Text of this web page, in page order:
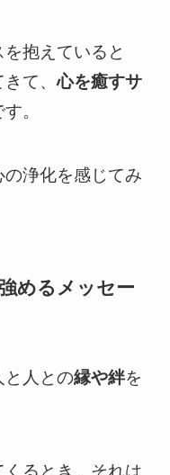
抱えていると
きて、心を癒すサ
。
浄化を感じてみ
めるメッセー
と人との縁や絆を
るとき、それは